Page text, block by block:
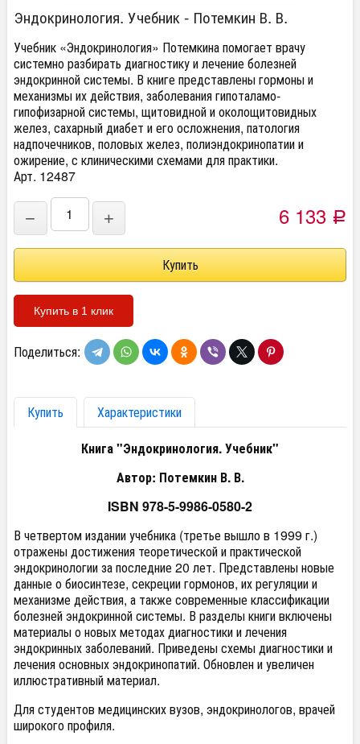
Эндокринология. Учебник - Потемкин В. В.
Учебник «Эндокринология» Потемкина помогает врачу
системно разбирать диагностику и лечение болезней
эндокринной системы. В книге представлены гормоны и
механизмы их действия, заболевания гипоталамо-
гипофизарной системы, щитовидной и околощитовидных
желез, сахарный диабет и его осложнения, патология
надпочечников, половых желез, полиэндокринопатии и
ожирение, с клиническими схемами для практики.
Арт. 12487
− + 6 133 Р
Купить в 1 клик
Поделиться:
Купить
Характеристики
Книга "Эндокринология. Учебник"
Автор: Потемкин В. В.
ISBN 978-5-9986-0580-2
В четвертом издании учебника (третье вышло в 1999 г.)
отражены достижения теоретической и практической
эндокринологии за последние 20 лет. Представлены новые
данные о биосинтезе, секреции гормонов, их регуляции и
механизме действия, а также современные классификации
болезней эндокринной системы. В разделы книги включены
материалы о новых методах диагностики и лечения
эндокринных заболеваний. Приведены схемы диагностики и
лечения основных эндокринопатий. Обновлен и увеличен
иллюстративный материал.
Для студентов медицинских вузов, эндокринологов, врачей
широкого профиля.